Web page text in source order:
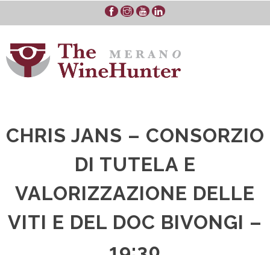
CHRIS JANS – CONSORZIO
DI TUTELA E
VALORIZZAZIONE DELLE
VITI E DEL DOC BIVONGI –